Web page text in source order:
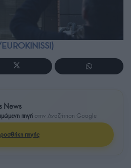
News
πηγή στην Αναζήτηση Google
πηγής